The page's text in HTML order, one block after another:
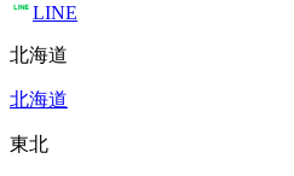
LINE
北海道
北海道
東北